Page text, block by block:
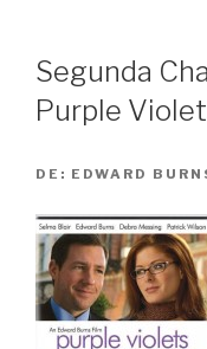
Segunda
Purple
DE: EDWARD